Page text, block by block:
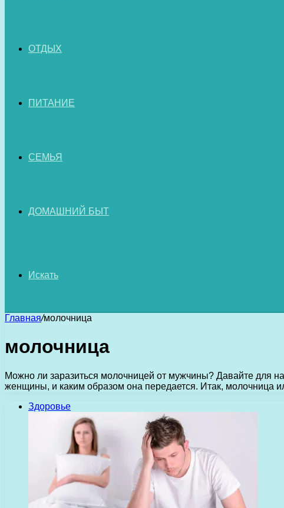
ОТДЫХ
ПИТАНИЕ
СЕМЬЯ
ДОМАШНИЙ БЫТ
Искать
Главная/молочница
молочница
Можно ли заразиться молочницей от мужчины? Давайте для
женщины, и каким образом она передается. Итак, молочница
Здоровье